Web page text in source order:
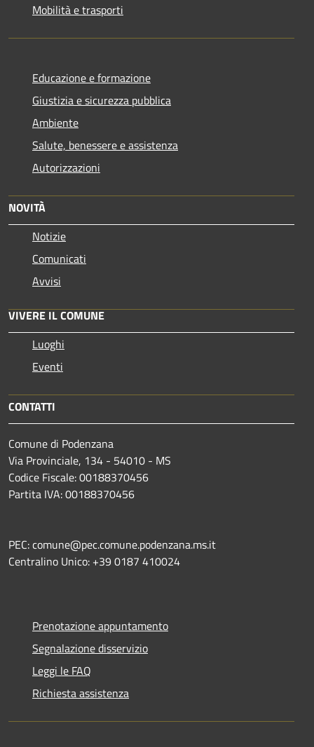
Mobilità e trasporti
Educazione e formazione
Giustizia e sicurezza pubblica
Ambiente
Salute, benessere e assistenza
Autorizzazioni
NOVITÀ
Notizie
Comunicati
Avvisi
VIVERE IL COMUNE
Luoghi
Eventi
CONTATTI
Comune di Podenzana
Via Provinciale, 134 - 54010 - MS
Codice Fiscale: 00188370456
Partita IVA: 00188370456
PEC: comune@pec.comune.podenzana.ms.it
Centralino Unico: +39 0187 410024
Prenotazione appuntamento
Segnalazione disservizio
Leggi le FAQ
Richiesta assistenza